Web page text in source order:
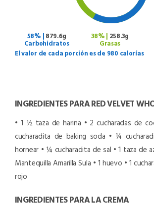
58% | 879.6g
Carbohidratos
38% | 258.3g
Grasas
El valor de cada porción es de 980 calorías
INGREDIENTES PARA RED VELVET
• 1 ½ taza de harina • 2 cucharadas de
cucharadita de baking soda • ¼
hornear • ¼ cucharadita de sal • 1 taza de
Mantequilla Amarilla Sula • 1 huevo • 1
rojo
INGREDIENTES PARA LA CREMA